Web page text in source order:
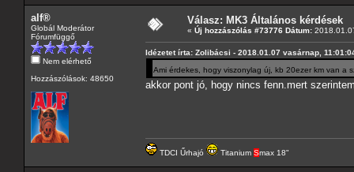
alf®
Globál Moderátor
Fórumfüggő
Nem elérhető
Hozzászólások: 48650
Válasz: MK3 Általános kérdések
« Új hozzászólás #73776 Dátum:
Idézetet írta: Zolibácsi - 2018.01.07 vasárnap,
Ami érdekes, hogy viszonylag új, kb 20ezer km van a
akkor pont jó, hogy nincs fenn.mert
TDCI Űrhajó Titanium Smax 18"